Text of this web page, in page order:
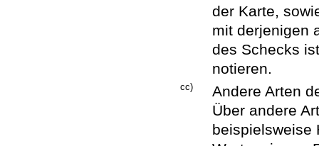
der Karte,
mit derjenigen
des Schecks
notieren.
cc)
Andere Arten
Über andere
beispielsweise